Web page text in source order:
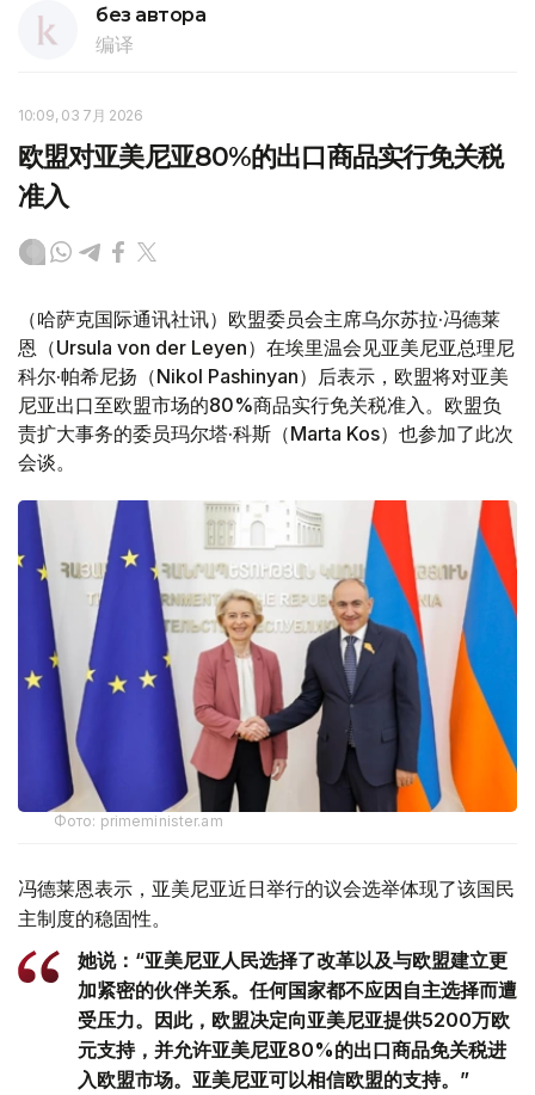
без автора
编译
10:09, 03 7月 2026
欧盟对亚美尼亚80%的出口商品实行免关税
准入
（哈萨克国际通讯社讯）欧盟委员会主席乌尔苏拉·冯德莱
恩（Ursula von der Leyen）在埃里温会见亚美尼亚总理尼
科尔·帕希尼扬（Nikol Pashinyan）后表示，欧盟将对亚美
尼亚出口至欧盟市场的80%商品实行免关税准入。欧盟负
责扩大事务的委员玛尔塔·科斯（Marta Kos）也参加了此次
会谈。
Фото: primeminister.am
冯德莱恩表示，亚美尼亚近日举行的议会选举体现了该国民
主制度的稳固性。
她说：“亚美尼亚人民选择了改革以及与欧盟建立更
加紧密的伙伴关系。任何国家都不应因自主选择而遭
受压力。因此，欧盟决定向亚美尼亚提供5200万欧
元支持，并允许亚美尼亚80%的出口商品免关税进
入欧盟市场。亚美尼亚可以相信欧盟的支持。”